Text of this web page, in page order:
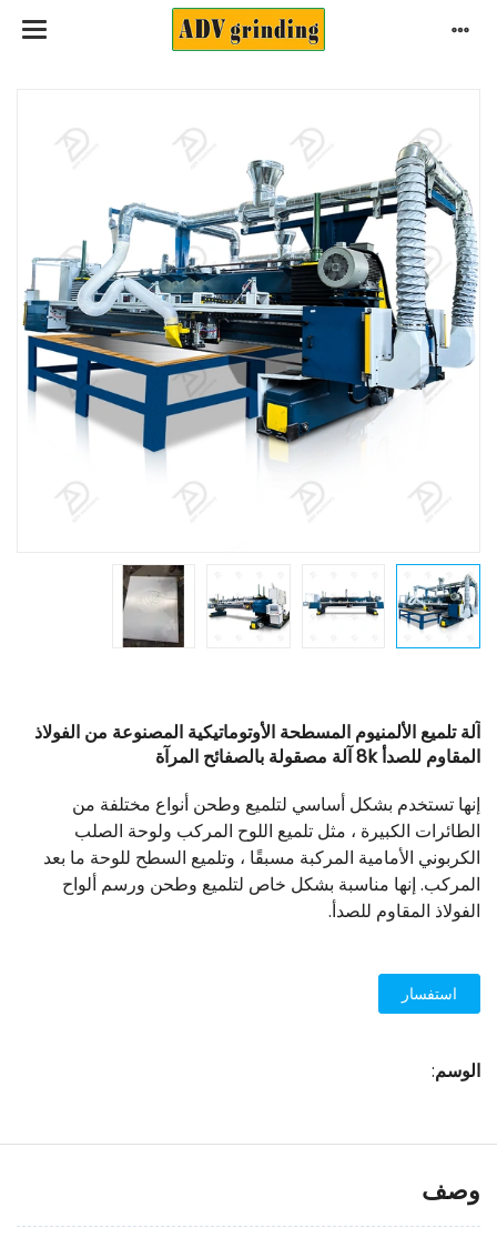
آلة تلميع الألمنيوم المسطحة الأوتوماتيكية المصنوعة من الفولاذ
المقاوم للصدأ 8k آلة مصقولة بالصفائح المرآة
إنها تستخدم بشكل أساسي لتلميع وطحن أنواع مختلفة من
الطائرات الكبيرة ، مثل تلميع اللوح المركب ولوحة الصلب
الكربوني الأمامية المركبة مسبقًا ، وتلميع السطح للوحة ما بعد
المركب. إنها مناسبة بشكل خاص لتلميع وطحن ورسم ألواح
الفولاذ المقاوم للصدأ.
استفسار
الوسم:
وصف